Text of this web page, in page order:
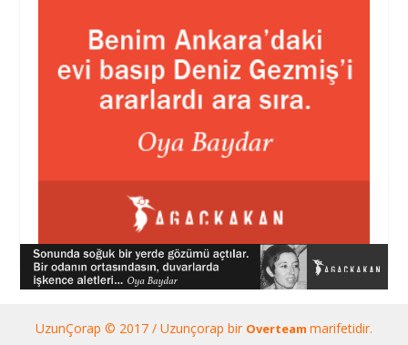
UzunÇorap © 2017 / Uzunçorap bir Overteam marifetidir.